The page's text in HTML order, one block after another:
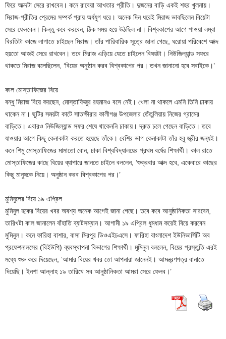
ফিরে আক্দটা সেরে রাখবেন। কনে রাবেয়া আখতার প্রীতি। দুজনের বাড়ি একই শহর খুলনায়।
মিরাজ-প্রীতির প্রেমের সম্পর্ক প্রায় অর্ধযুগ ধরে। অনেক দিন ধরেই মিরাজ ভাবছিলেন বিয়েটা
সেরে ফেলবেন। কিন্তু কবে করবেন, ঠিক সময় হয়ে উঠছিল না। বিশ্বকাপের আগে পাওয়া লম্বা
বিরতিটা কাজে লাগাতে চাইছেন মিরাজ। তাঁর পারিবারিক সূত্রে জানা গেছে, ঘরোয়া পরিবেশে আক্দ
হয়তো আজই সেরে রাখবেন। তবে মিরাজ এড়িয়ে যেতে চাইলেন বিষয়টা। নিউজিল্যান্ড সফরে
থাকতে মিরাজ বলেছিলেন, ‘বিয়ের অনুষ্ঠান করব বিশ্বকাপের পর। তখন জানানো হবে সবাইকে।’
কাল মোস্তাফিজের বিয়ে
বন্ধু মিরাজ বিয়ে করছেন, মোস্তাফিজুর রহমানও বসে নেই। খেলা না থাকলে এমনি তিনি ঢাকায়
থাকেন না। ছুটির সময়টা কাটে সাতক্ষীরার কালীগঞ্জ উপজেলার তেঁতুলিয়ায় নিজের গ্রামের
বাড়িতে। এবারও নিউজিল্যান্ড সফর শেষে থাকেননি ঢাকায়। দ্রুত চলে গেছেন বাড়িতে। তবে
যাওয়ার আগে কিছু কেনাকাটা করতে হয়েছে তাঁকে। বেশির ভাগ কেনাকাটা তাঁর হবু স্ত্রীর জন্যই।
কনে শিমু মোস্তাফিজের মামাতো বোন, ঢাকা বিশ্ববিদ্যালয়ের প্রথম বর্ষের শিক্ষার্থী। কাল রাতে
মোস্তাফিজের কাছে বিয়ের ব্যাপারে জানতে চাইলে বললেন, ‘শুক্রবার আক্দ হবে, একেবারে কাছের
কিছু মানুষকে নিয়ে। অনুষ্ঠান করব বিশ্বকাপের পর।’
মুমিনুলের বিয়ে ১৯ এপ্রিল
মুমিনুল হকের বিয়ের খবর অবশ্য অনেক আগেই জানা গেছে। তবে কবে আনুষ্ঠানিকতা সারবেন,
তারিখটা কাল জানালেন বাঁহাতি ব্যাটসম্যান। আগামী ১৯ এপ্রিল ধুমধাম করেই বিয়ে করবেন
মুমিনুল। কনে ফারিহা বাশার, বাসা মিরপুর ডিওএইচএসে। ফারিহা বাংলাদেশ ইউনিভার্সিটি অব
প্রফেশনালসের (বিইউপি) ব্যবস্থাপনা বিভাগের শিক্ষার্থী। মুমিনুল বললেন, বিয়ের প্রস্তুতি এরই
মধ্যে শুরু করে দিয়েছেন, ‘আমার বিয়ের খবর তো আপনারা জানেনই। আমন্ত্রণপত্র বানাতে
দিয়েছি। ইনশা আল্লাহ ১৯ তারিখে সব আনুষ্ঠানিকতা আমরা সেরে ফেলব।’